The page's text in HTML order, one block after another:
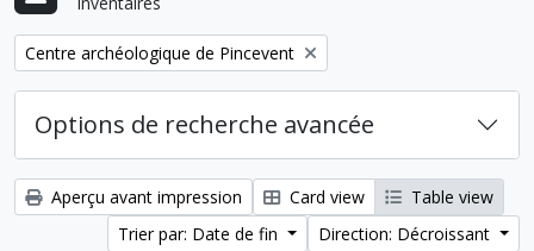
Remove filter:
Centre archéologique de Pincevent
Options de recherche avancée
Aperçu avant impression Card view
Table view
Trier par: Date de fin
Direction: Décroissant